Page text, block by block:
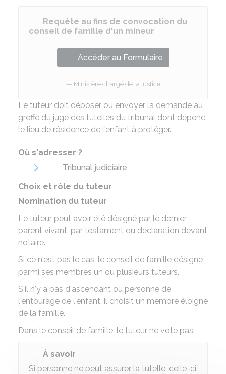
Requête au fins de convocation du
conseil de famille d'un mineur
Accéder au Formulaire
Ministère chargé de la justice
Le tuteur doit déposer ou envoyer la demande au
greffe du juge des tutelles du tribunal dont dépend
le lieu de résidence de l'enfant à protéger.
Où s'adresser ?
Tribunal judiciaire
Choix et rôle du tuteur
Nomination du tuteur
Le tuteur peut avoir été désigné par le dernier
parent vivant, par testament ou déclaration devant
notaire.
Si ce n'est pas le cas, le conseil de famille désigne
parmi ses membres un ou plusieurs tuteurs.
S'il n'y a pas d'ascendant ou personne de
l'entourage de l'enfant, il choisit un membre éloigné
de la famille.
Dans le conseil de famille, le tuteur ne vote pas.
À savoir
Si personne ne peut assurer la tutelle, celle-ci